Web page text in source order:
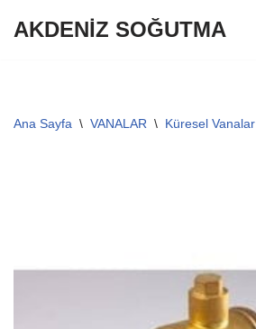
AKDENİZ SOĞUTMA
Ana Sayfa \ VANALAR \ Küresel Vanalar